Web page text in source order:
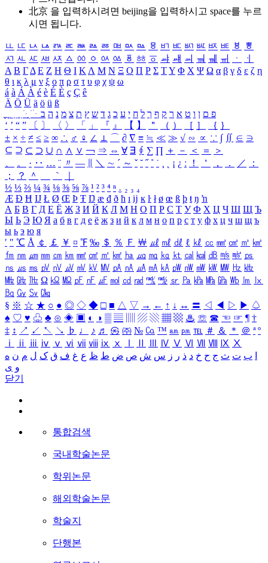
北京 을 입력하시려면 beijing을 입력하시고 space를 누르
시면 됩니다.
ㅥ ㅦ ㅧ ㅨ ㅩ ㅪ ㅫ ㅬ ㅭ ㅮ ㅯ ㅰ ㅱ ㅲ ㅳ ㅴ ㅵ ㅶ ㅷ ㅸ
ㅹ
ㅺ ㅻ ㅼ ㅽ ㅾ ㅿ ㆀ ㆁ ㆂ ㆃ ㆄ ㆅ ㆆ ㆇ ㆈ ㆉ ㆊ ㆋ ㆌ ㆍ
ㆎ
Α Β ΓΔ Ε Ζ Η Θ Ι ΚΛ Μ Ν Ξ Ο Π Ρ Σ ΤΥ Φ Χ Ψ Ω α β γ δ ε ζ η
θ ι κ λ μ ν ξ ο π ρ σ τ υ φ χ ψ ω
á à Á À é è É È ç Ç ê
Ä Ö Ü ä ö ü ß
ִֶֹ ֻּ ׁׂ פ ם ן ו ט א ר ק ף ך ל ח י ע כ ג ד ש ץ ת צ מ נ ה ב
‘ ’ “ ” 〔 〕 〈 〉 「 」 『 』 【 】 ＂ （ ） ［ ］ ｛ ｝
± × ÷ ≠ ≤ ≥ ∞ ∴ ♂ ♀ ∠ ⊥ ⌒ ∂ ∇ ≡ ≒ ≪ ≫ √ ∽ ∝ ∵ ∫ ∬ ∈ ∋
⊆ ⊇ ⊂ ⊃ ∪ ∩ ∧ ∨ ￢ ⇒ ⇔ ∀ ∃ ∮ ∑ ∏ ＋ － ＜ ＝
＞
、
。 · ‥ … ¨ 〃 ― ＼ ∼ ´ ～ ˇ ˘ ˝ ˚ ˙ ¸ ¡ ¿ ː ！ ＇ ， ． ／
：
；
？ ＾ ｀
½ ⅓ ⅔ ¼ ¾ ⅛ ⅜ ⅝ ⅞ ¹ ² ³ ⁴ ⁿ ₁ ₂ ₃ ₄
Æ Ð Ħ Ĳ Ł Ø Œ Þ Ŧ Ŋ æ đ ð ħ ı ĳ ĸ ŀ ł ø œ ß þ ŧ ŋ ŉ
А Б В Г Д Е Ё Ж З И Й К Л М Н О П Р С Т У Ф Х Ц Ч Ш Щ Ъ
Ы Ь Э Ю Я а б в г д е ё ж з и й к л м н о п р с т у ф х ц ч ш щ ъ
ы ь э ю я
′ ″ ℃ Å ￠ ￡ ￥ ¤ ℉ ‰ ＄ ％ Ｆ ￦ ㎕ ㎖ ㎗ ℓ ㎘ ㏄ ㎣ ㎤ ㎥ ㎦
㎙ ㎚ ㎛ ㎜ ㎝ ㎞ ㎟ ㎠ ㎡ ㎢ ㏊ ㎍ ㎎ ㎏ ㏏ ㎈ ㎉ ㏈ ㎧ ㎨ ㎰
㎱ ㎲ ㎳ ㎴ ㎵ ㎶ ㎷ ㎸ ㎹ ㎀ ㎁ ㎂ ㎃ ㎄ ㎺ ㎻ ㎽ ㎾ ㎿ ㎐ ㎑
㎒ ㎓ ㎔ Ω ㏀ ㏁ ㎊ ㎋ ㎌ ㏖ ㏅ ㎭ ㎮ ㎯ ㏛ ㎩ ㎪ ㎫ ㎬ ㏝ ㏐
㏓
㏃ ㏉ ㏜ ㏆
§ ※ ☆ ★ ○ ● ◎ ◇ ◆ □ ■ △ ▽ → ← ↑ ↓ ↔ 〓 ◁ ◀ ▷ ▶ ♤
♠ ♡ ♥ ♧ ♣ ⊙ ◈ ▣ ◐ ◑ ▒ ▤ ▨ ▧ ▦ ▩ ♨ ☏ ☎ ☜ ☞ ¶ †
‡ ↕ ↗ ↙ ↖ ↘ ♭ ♩ ♪ ♬ ㉿ ㈜ № ㏇ ™ ㏂ ㏘ ℡ ＃ ＆ ＊ ＠ ª º
ⅰ
ⅱ ⅲ ⅳ ⅴ ⅵ ⅶ ⅷ ⅸ ⅹ Ⅳ Ⅴ Ⅵ Ⅶ Ⅷ Ⅸ Ⅹ
ب ت ث ج ح خ د ذ ر ز س ش ص ض ط ظ ع غ ف ق ک ل م ن ه
و ی
닫기
통합검색
국내학술논문
학위논문
해외학술논문
학술지
단행본